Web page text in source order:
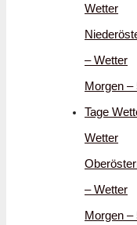
Wetter
– Wetter
Morgen –
Tage
Wetter
– Wetter
Morgen –